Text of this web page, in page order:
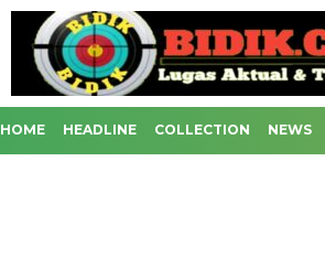
HOME HEADLINE COLLECTION NEWS